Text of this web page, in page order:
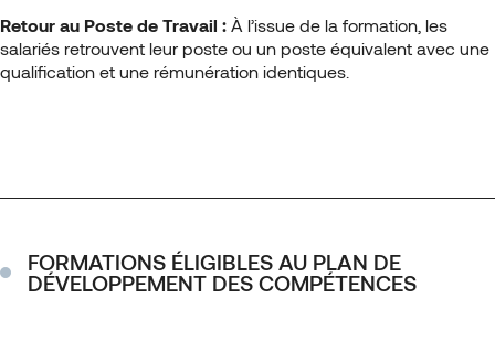
Retour au Poste de Travail : À l’issue de la formation, les
salariés retrouvent leur poste ou un poste équivalent avec une
qualification et une rémunération identiques.
FORMATIONS ÉLIGIBLES AU PLAN DE
DÉVELOPPEMENT DES COMPÉTENCES